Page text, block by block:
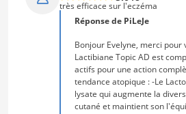
très efficace sur l'eczéma
Réponse de PiLeJe
Bonjour Evelyne, merci
Lactibiane Topic AD est
actifs pour une action
tendance atopique : -Le
lysate qui augmente la
cutané et maintient son